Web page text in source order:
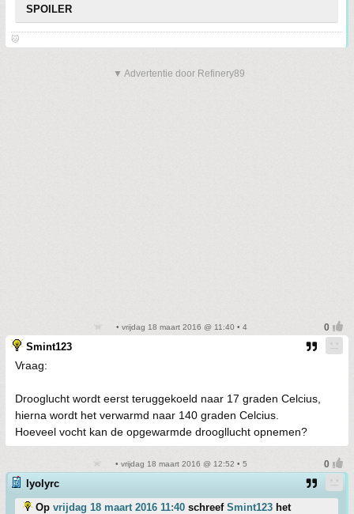
SPOILER
🐱
▼ Advertentie door Refinery89
• vrijdag 18 maart 2016 @ 11:40 • 4
Smint123
Vraag:
Drooglucht wordt eerst teruggekoeld naar 17 graden Celcius,
hierna wordt het verwarmd naar 140 graden Celcius.
Hoeveel vocht kan de opgewarmde droogllucht opnemen?
• vrijdag 18 maart 2016 @ 12:52 • 5
lyolyrc
Op vrijdag 18 maart 2016 11:40 schreef Smint123 het